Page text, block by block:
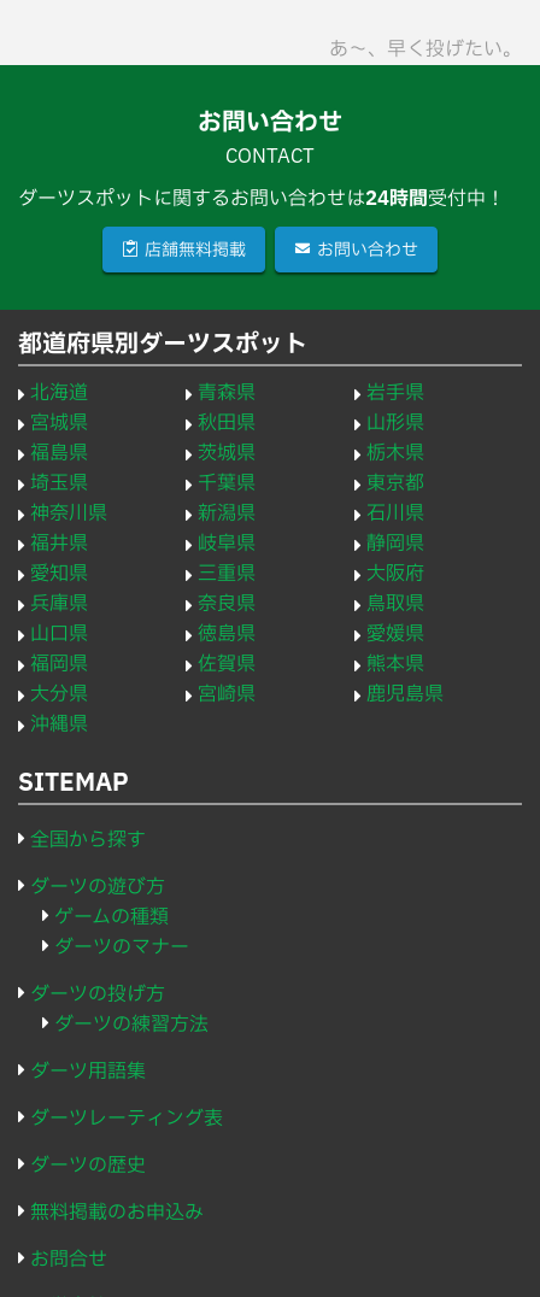
あ〜、早く投げたい。
お問い合わせ
CONTACT
ダーツスポットに関するお問い合わせは24時間受付中！
店舗無料掲載 お問い合わせ
都道府県別ダーツスポット
北海道 青森県
岩手県
宮城県
秋田県
山形県
福島県
茨城県
栃木県
埼玉県
千葉県
東京都
神奈川県
新潟県
石川県
福井県
岐阜県
静岡県
愛知県
三重県
大阪府
兵庫県
奈良県
鳥取県
山口県
徳島県
愛媛県
福岡県
佐賀県
熊本県
大分県
宮崎県
鹿児島県
沖縄県
SITEMAP
全国から探す
ダーツの遊び方
ゲームの種類
ダーツのマナー
ダーツの投げ方
ダーツの練習方法
ダーツ用語集
ダーツレーティング表
ダーツの歴史
無料掲載のお申込み
お問合せ